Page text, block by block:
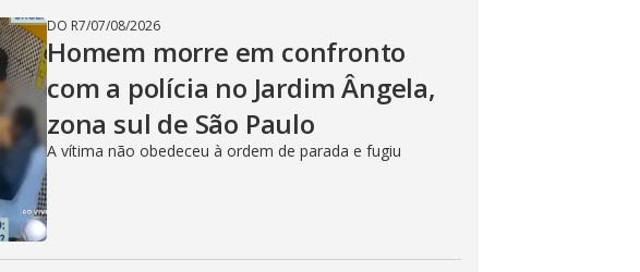
DO R7/07/08/2026
Homem morre em confronto
com a polícia no Jardim Ângela,
zona sul de São Paulo
A vítima não obedeceu à ordem de parada e fugiu